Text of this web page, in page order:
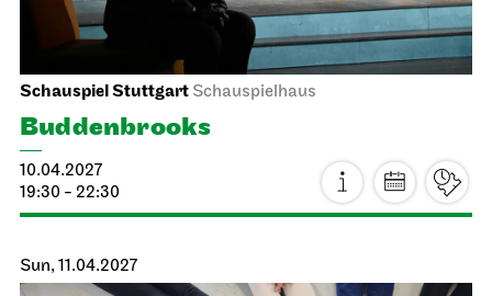
Schauspiel Stuttgart Schauspielhaus
Buddenbrooks
10.04.2027
19:30 - 22:30
Sun, 11.04.2027